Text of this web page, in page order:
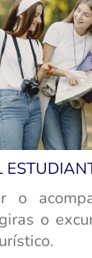
o
o